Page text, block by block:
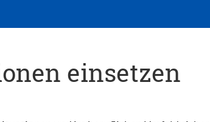
einsetzen